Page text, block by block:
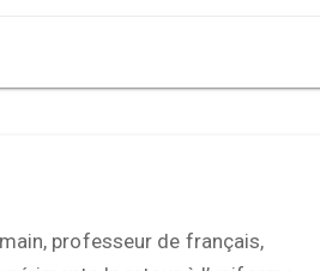
professeur de français,